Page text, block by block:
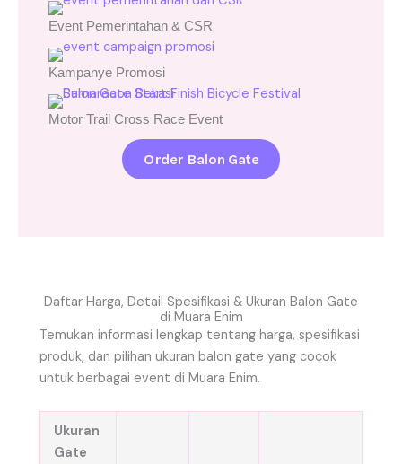
Event Pemerintahan & CSR
Kampanye Promosi
Motor Trail Cross Race Event
Order Balon Gate
Daftar Harga, Detail Spesifikasi & Ukuran Balon Gate
di Muara Enim
Temukan informasi lengkap tentang harga, spesifikasi
produk, dan pilihan ukuran balon gate yang cocok
untuk berbagai event di Muara Enim.
Ukuran
Gate